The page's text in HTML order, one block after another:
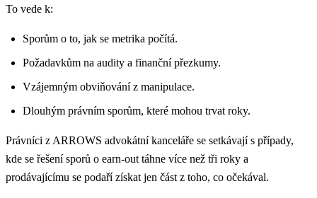
To vede k:
Sporům o to, jak se metrika počítá.
Požadavkům na audity a finanční přezkumy.
Vzájemným obviňování z manipulace.
Dlouhým právním sporům, které mohou trvat roky.
Právníci z ARROWS advokátní kanceláře se setkávají s případy,
kde se řešení sporů o earn-out táhne více než tři roky a
prodávajícímu se podaří získat jen část z toho, co očekával.